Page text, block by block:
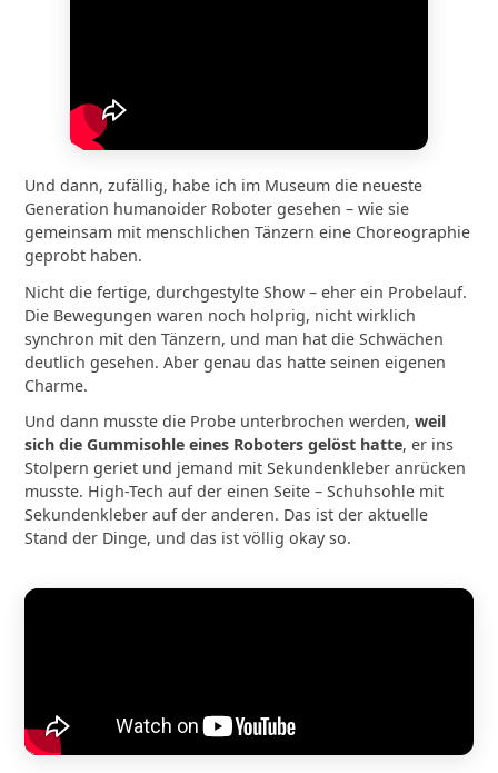
Und dann, zufällig, habe ich im Museum die neueste
Generation humanoider Roboter gesehen – wie sie
gemeinsam mit menschlichen Tänzern eine Choreographie
geprobt haben.
Nicht die fertige, durchgestylte Show – eher ein Probelauf.
Die Bewegungen waren noch holprig, nicht wirklich
synchron mit den Tänzern, und man hat die Schwächen
deutlich gesehen. Aber genau das hatte seinen eigenen
Charme.
Und dann musste die Probe unterbrochen werden,weil
sich die Gummisohle eines Roboters gelöst hatte, er ins
Stolpern geriet und jemand mit Sekundenkleber anrücken
musste. High-Tech auf der einen Seite – Schuhsohle mit
Sekundenkleber auf der anderen. Das ist der aktuelle
Stand der Dinge, und das ist völlig okay so.